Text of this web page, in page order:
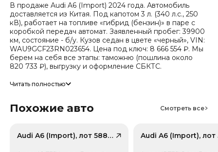
В продаже Audi A6 (Import) 2024 года. Автомобиль
доставляется из Китая. Под капотом 3 л. (340 л.с., 250
кВ), работает на топливе «гибрид (бензин)» в паре с
коробкой передач автомат. Заявленный пробег: 39900
км, состояние - б/у. Кузов седан в цвете «черный», VIN:
WAU9GCF23RN023654. Цена под ключ: 8 666 554 ₽. Мы
берем на себя все этапы: таможню (пошлина около
820 733 ₽), выгрузку и оформление СБКТС.
Цена зависит от курса валют, точный расчет
Прогноз стоимости (по данным che): сейчас авто стоит
сборов РФ.
Читать полностью
Похожие авто Смотреть все
Audi A6 (Import), лот 58824000